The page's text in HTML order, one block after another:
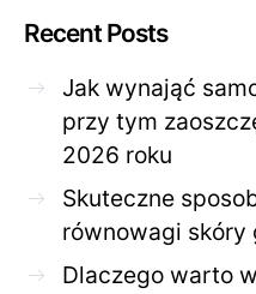
Recent Posts
Jak wynająć
przy tym
2026 roku
Skuteczne
równowagi skóry
Dlaczego warto